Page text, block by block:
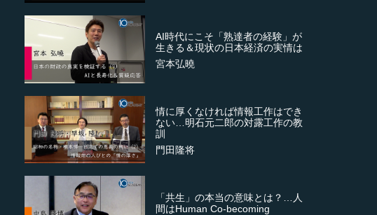
AI時代にこそ「熟達者の経験」が
生きる＆現状の日本経済の実情は
宮本弘曉
情に厚くなければ情報工作はでき
ない…明石元二郎の対露工作の教
訓
門田隆将
「共生」の本当の意味とは？…人
間はHuman Co-becoming